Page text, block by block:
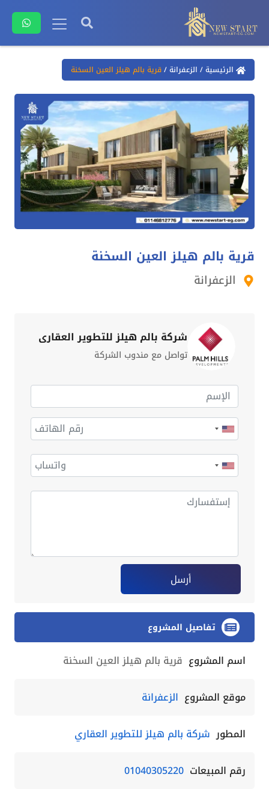
الرئيسية/ الزعفرانة/قرية بالم هيلز العين السخنة
قرية بالم هيلز العين السخنة
الزعفرانة
شركة بالم هيلز للتطوير العقاري
تواصل مع مندوب الشركة
أرسل
تفاصيل المشروع
اسم المشروع قرية بالم هيلز العين السخنة
موقع المشروع الزعفرانة
المطور شركة بالم هيلز للتطوير العقاري
رقم المبيعات 01040305220